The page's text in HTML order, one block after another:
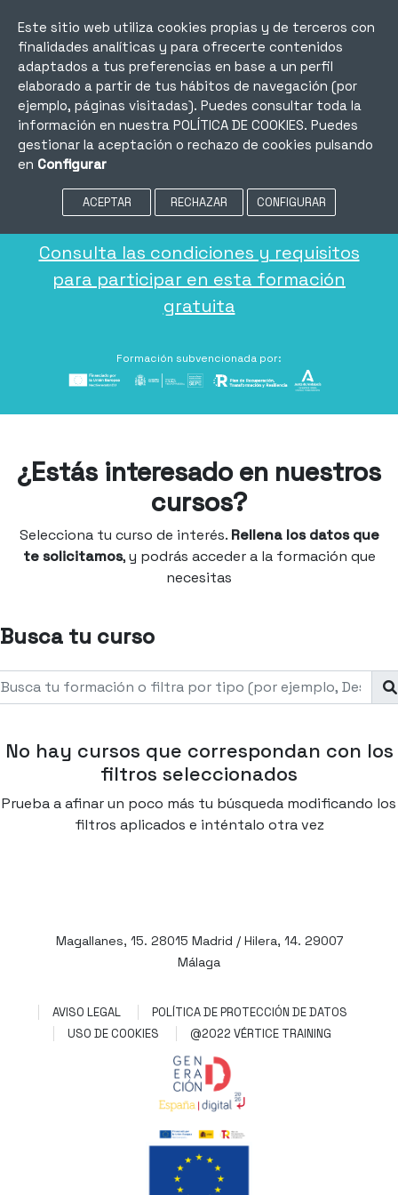
Mi cuenta
Formación gratuita adaptada
a tus necesidades
TE FORMAMOS PARA QUE CONSIGAS TU OBJETIVO
Consulta las condiciones y requisitos
para participar en esta formación
gratuita
Formación subvencionada por:
¿Estás interesado en nuestros
cursos?
Selecciona tu curso de interés. Rellena los datos que
te solicitamos, y podrás acceder a la formación que
necesitas
Busca tu curso
No hay cursos que correspondan con los
filtros seleccionados
Prueba a afinar un poco más tu búsqueda modificando los
filtros aplicados e inténtalo otra vez
Este sitio web utiliza cookies propias y de terceros con
finalidades analíticas y para ofrecerte contenidos
adaptados a tus preferencias en base a un perfil
elaborado a partir de tus hábitos de navegación (por
ejemplo, páginas visitadas). Puedes consultar toda la
información en nuestra POLÍTICA DE COOKIES. Puedes
gestionar la aceptación o rechazo de cookies pulsando
en Configurar
ACEPTAR RECHAZAR CONFIGURAR
Magallanes, 15. 28015 Madrid / Hilera, 14. 29007
Málaga
AVISO LEGAL
POLÍTICA DE PROTECCIÓN DE DATOS
USO DE COOKIES
@2022 VÉRTICE TRAINING